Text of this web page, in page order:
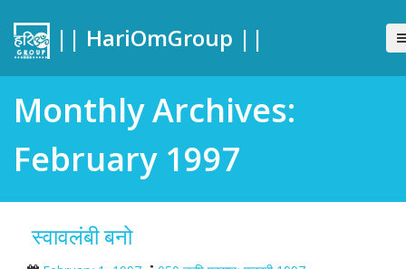
|| HariOmGroup ||
Monthly Archives:
February 1997
स्वावलंबी बनो